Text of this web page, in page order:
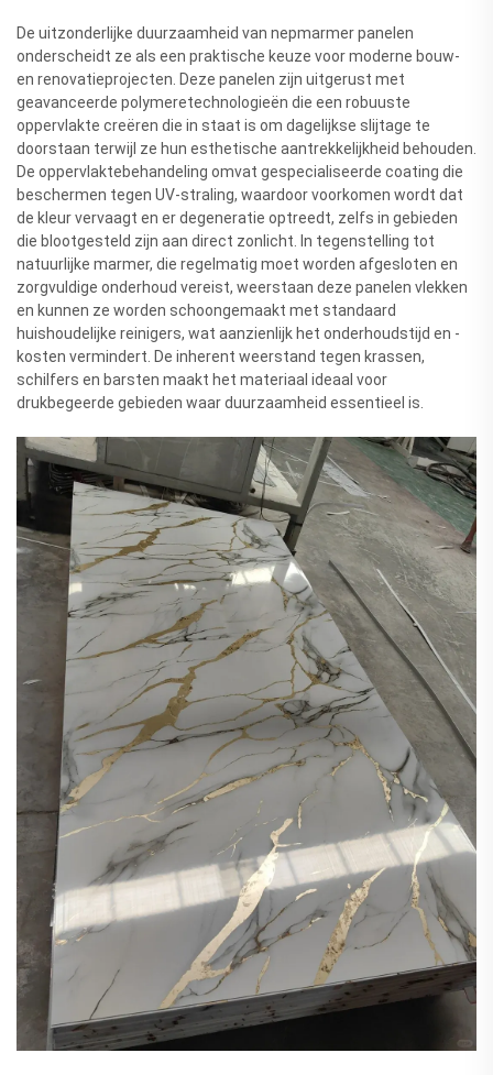
De uitzonderlijke duurzaamheid van nepmarmer panelen
onderscheidt ze als een praktische keuze voor moderne bouw-
en renovatieprojecten. Deze panelen zijn uitgerust met
geavanceerde polymeretechnologieën die een robuuste
oppervlakte creëren die in staat is om dagelijkse slijtage te
doorstaan terwijl ze hun esthetische aantrekkelijkheid behouden.
De oppervlaktebehandeling omvat gespecialiseerde coating die
beschermen tegen UV-straling, waardoor voorkomen wordt dat
de kleur vervaagt en er degeneratie optreedt, zelfs in gebieden
die blootgesteld zijn aan direct zonlicht. In tegenstelling tot
natuurlijke marmer, die regelmatig moet worden afgesloten en
zorgvuldige onderhoud vereist, weerstaan deze panelen vlekken
en kunnen ze worden schoongemaakt met standaard
huishoudelijke reinigers, wat aanzienlijk het onderhoudstijd en -
kosten vermindert. De inherent weerstand tegen krassen,
schilfers en barsten maakt het materiaal ideaal voor
drukbegeerde gebieden waar duurzaamheid essentieel is.